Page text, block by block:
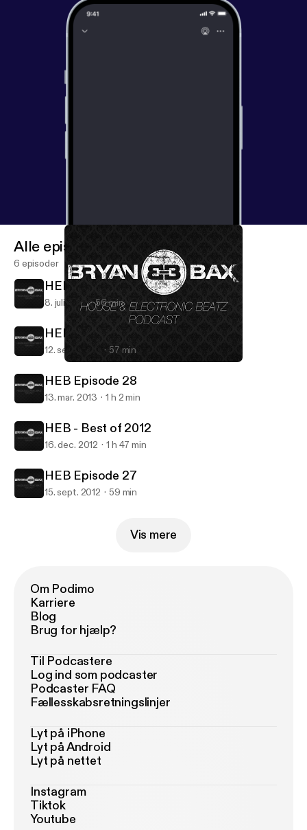
House & Electronic Beatz
Alle episoder
6 episoder
HEB Episode 30 Ibiza Special
8. juli 2015 56 min
HEB Episode 29
12. sept. 2014 57 min
HEB Episode 28
13. mar. 2013 1 h 2 min
HEB - Best of 2012
16. dec. 2012 1 h 47 min
HEB Episode 27
15. sept. 2012 59 min
Vis mere
Om Podimo
Karriere
Blog
Brug for hjælp?
Til Podcastere
Log ind som podcaster
Podcaster FAQ
Fællesskabsretningslinjer
Lyt på iPhone
Lyt på Android
Lyt på nettet
Instagram
Tiktok
Youtube